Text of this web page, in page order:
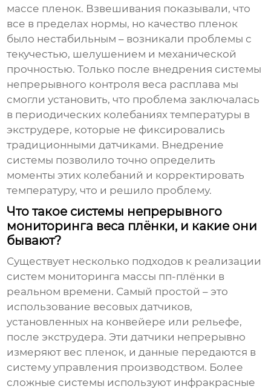
массе пленок. Взвешивания показывали, что
все в пределах нормы, но качество пленок
было нестабильным – возникали проблемы с
текучестью, шелушением и механической
прочностью. Только после внедрения системы
непрерывного контроля веса расплава мы
смогли установить, что проблема заключалась
в периодических колебаниях температуры в
экструдере, которые не фиксировались
традиционными датчиками. Внедрение
системы позволило точно определить
моменты этих колебаний и корректировать
температуру, что и решило проблему.
Что такое системы непрерывного
мониторинга веса плёнки, и какие они
бывают?
Существует несколько подходов к реализации
систем мониторинга массы пп-плёнки в
реальном времени. Самый простой – это
использование весовых датчиков,
установленных на конвейере или рельефе,
после экструдера. Эти датчики непрерывно
измеряют вес пленок, и данные передаются в
систему управления производством. Более
сложные системы используют инфракрасные